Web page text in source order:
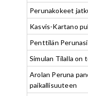
Perunakokeet
Kasvis-Kartano
Penttilän
Simulan Tilalla on
Arolan Peruna
paikallisuuteen